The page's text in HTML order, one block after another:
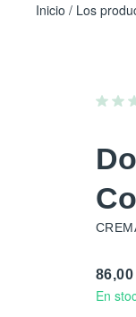
Inicio / Los
86,00
En